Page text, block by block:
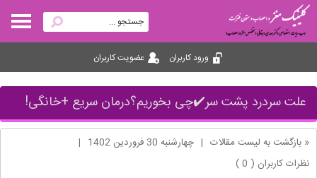
ورود کاربران عضویت کاربران
علت سردرد پشت سر✔️چی بخوریم؟درمان سریع +خانگی!
« بازگشت به لیست مقالات | چهارشنبه 30 فروردین 1402
|
نظرات کاربران ( 0 )